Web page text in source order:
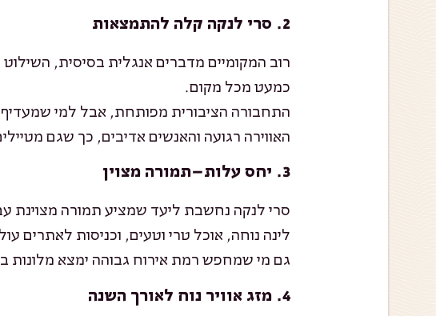
2. סרי לנקה קלה להתמצאות
רוב המקומיים מדברים אנגלית בסיסית, השילוט
כמעט מכל מקום.
התחבורה הציבורית מפותחת, אבל למי
האווירה רגועה והאנשים אדיבים, כך שגם
3. יחס עלות–תמורה מצוין
סרי לנקה נחשבת ליעד שמציע תמורה מצוינת
לינה נוחה, אוכל טרי וטעים, וכניסות
גם מי שמחפש רמת אירוח גבוהה ימצא מלונות
4. מזג אוויר נוח לאורך השנה